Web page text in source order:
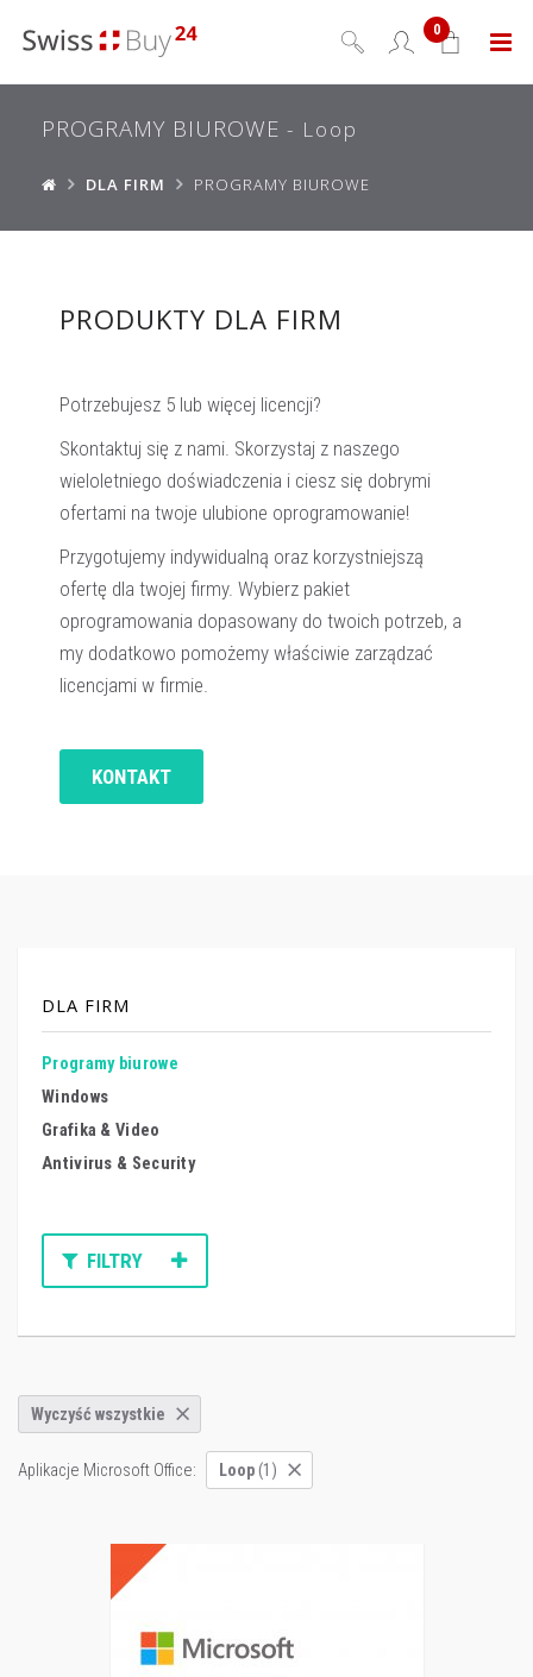
Menu
0
PROGRAMY BIUROWE - Loop
DLA FIRM PROGRAMY BIUROWE
PRODUKTY DLA FIRM
Potrzebujesz 5 lub więcej licencji?
Skontaktuj się z nami. Skorzystaj z naszego
wieloletniego doświadczenia i ciesz się dobrymi
ofertami na twoje ulubione oprogramowanie!
Przygotujemy indywidualną oraz korzystniejszą
ofertę dla twojej firmy. Wybierz pakiet
oprogramowania dopasowany do twoich potrzeb, a
my dodatkowo pomożemy właściwie zarządzać
licencjami w firmie.
KONTAKT
DLA FIRM
Programy biurowe
Windows
Grafika & Video
Antivirus & Security
FILTRY
Wyczyść wszystkie
Aplikacje Microsoft Office: Loop(1)